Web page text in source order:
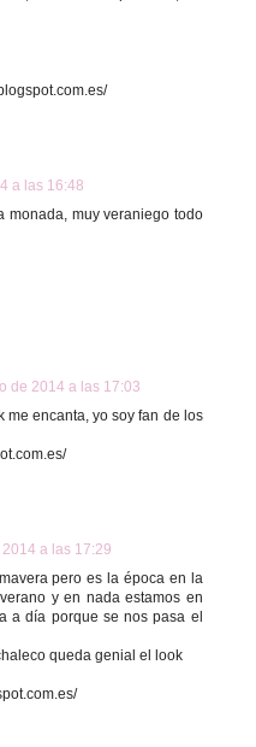
a las 16:48
monada, muy veraniego todo
de 2014 a las 17:03
me encanta, yo soy fan de los
a las 17:29
pero es la época en la
y en nada estamos en
a día porque se nos pasa el
queda genial el look